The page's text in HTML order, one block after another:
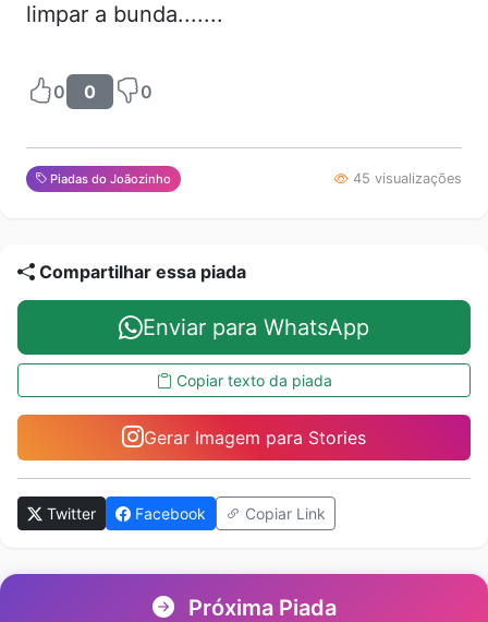
limpar a bunda.......
0 0 0
Piadas do Joãozinho 45 visualizações
Compartilhar essa piada
Enviar para WhatsApp
Copiar texto da piada
Gerar Imagem para Stories
Twitter Facebook Copiar Link
Próxima Piada